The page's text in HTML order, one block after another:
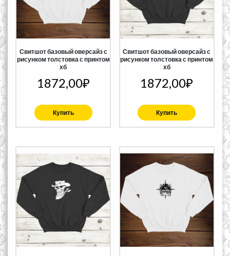
Свитшот базовый оверсайз с
рисунком толстовка с принтом
хб
1872,00₽
Купить
Свитшот базовый оверсайз с
рисунком толстовка с принтом
хб
1872,00₽
Купить